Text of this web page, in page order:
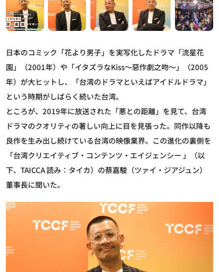
日本のコミック「花より男子」を実写化したドラマ「流星花
園」（2001年）や「イタズラなKiss～惡作劇之吻～」（2005
年）が大ヒットし、「台湾のドラマといえばアイドルドラマ」
という時期がしばらく続いた台湾。
ところが、2019年に放送された「悪との距離」を見て、台湾
ドラマのクオリティの著しい向上に目を見張った。同作以降も
良作を生み出し続けている台湾の映像業界。この進化の裏側を
「台湾クリエイティブ・コンテンツ・エイジェンシー 」（以
下、TAICCA 読み：タイカ）の蔡嘉駿（ツァイ・ジアジュン）
董事長に聞いた。